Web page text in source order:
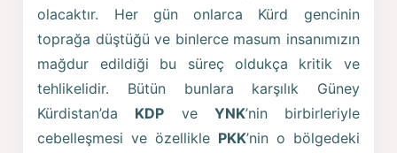
olacaktır. Her gün onlarca Kürd gencinin
toprağa düştüğü ve binlerce masum insanımızın
mağdur edildiği bu süreç oldukça kritik ve
tehlikelidir. Bütün bunlara karşılık Güney
Kürdistan’da KDP ve YNK’nin birbirleriyle
cebelleşmesi ve özellikle PKK’nin o bölgedeki